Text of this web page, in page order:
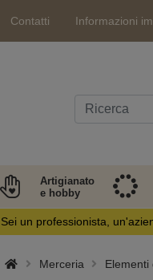
Contatti Informazioni
Artigianato
e hobby
Sei un professionista,
Merceria Elementi